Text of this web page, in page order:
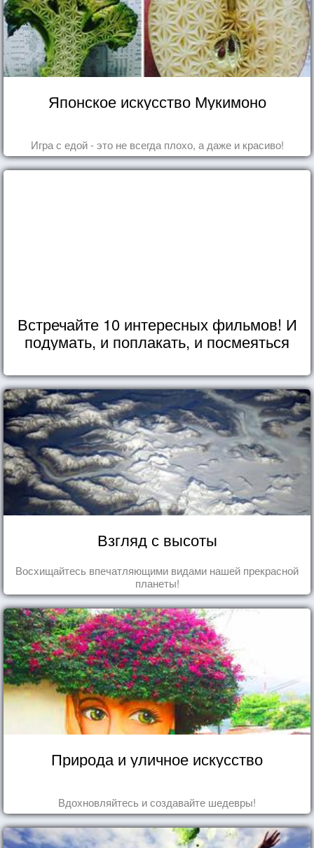
Японское искусство Мукимоно
Игра с едой - это не всегда плохо, а даже и красиво!
Встречайте 10 интересных фильмов! И
подумать, и поплакать, и посмеяться
Взгляд с высоты
Восхищайтесь впечатляющими видами нашей прекрасной
планеты!
Природа и уличное искусство
Вдохновляйтесь и создавайте шедевры!